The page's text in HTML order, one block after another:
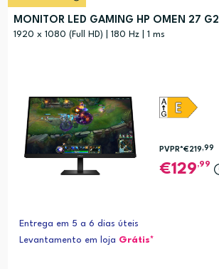
MONITOR LED GAMING HP OMEN 27 G2
1920 x 1080 (Full HD) | 180 Hz | 1 ms
PVPR*€219,99
129,99
Entrega em 5 a 6 dias úteis
Levantamento em loja Grátis*